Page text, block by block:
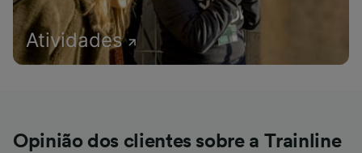
Atividades
Opinião dos clientes sobre a Trainline